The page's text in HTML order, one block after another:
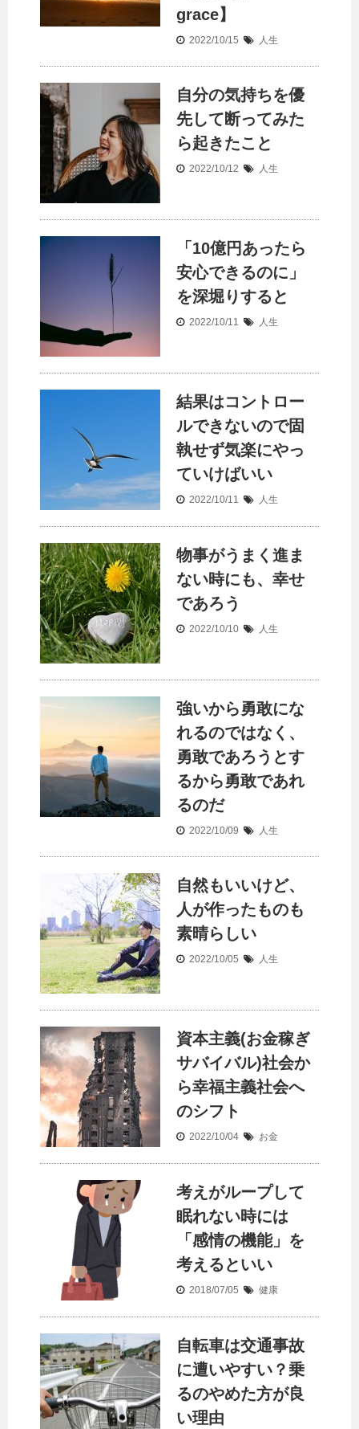
grace】
2022/10/15 人生
自分の気持ちを優
先して断ってみた
ら起きたこと
2022/10/12 人生
「10億円あったら
安心できるのに」
を深堀りすると
2022/10/11 人生
結果はコントロー
ルできないので固
執せず気楽にやっ
ていけばいい
2022/10/11 人生
物事がうまく進ま
ない時にも、幸せ
であろう
2022/10/10 人生
強いから勇敢にな
れるのではなく、
勇敢であろうとす
るから勇敢であれ
るのだ
2022/10/09 人生
自然もいいけど、
人が作ったものも
素晴らしい
2022/10/05 人生
資本主義(お金稼ぎ
サバイバル)社会か
ら幸福主義社会へ
のシフト
2022/10/04 お金
考えがループして
眠れない時には
「感情の機能」を
考えるといい
2018/07/05 健康
自転車は交通事故
に遭いやすい？乗
るのやめた方が良
い理由